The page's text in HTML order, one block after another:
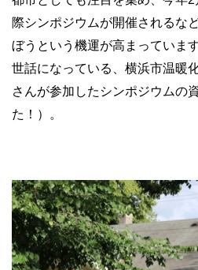
際シンポジウムが開催されるな
ぼうという機運が高まっていま
世話になっている、横浜市温暖
さんが参加したシンポジウムの
た！）。